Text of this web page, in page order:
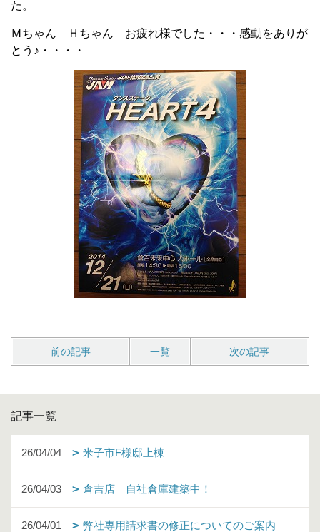
た。
Ｍちゃん Ｈちゃん お疲れ様でした・・・感動をありが
とう♪・・・・
前の記事 一覧 次の記事
記事一覧
26/04/04 米子市F様邸上棟
26/04/03 倉吉店 自社倉庫建築中！
26/04/01 弊社専用請求書の修正についてのご案内